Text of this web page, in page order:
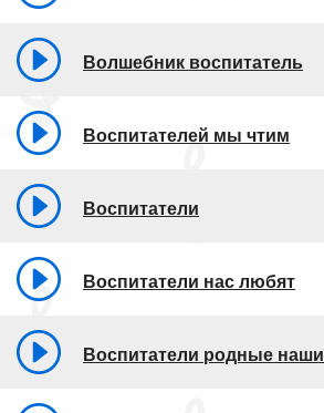
Волшебник воспитатель
Воспитателей мы чтим
Воспитатели
Воспитатели нас любят
Воспитатели родные наши